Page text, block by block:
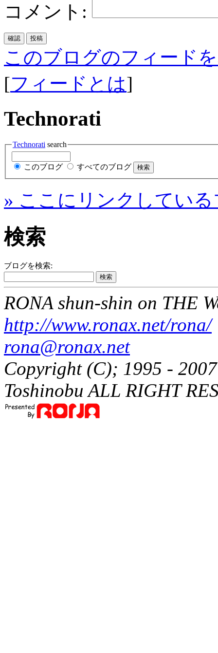
コメント:
このブログのフィード
[フィードとは]
Technorati
Technorati search
このブログ すべてのブログ
» ここにリンクしてい
検索
ブログを検索:
RONA shun-shin on THE
http://www.ronax.net/rona/
rona@ronax.net
Copyright (C); 1995 -
Toshinobu ALL RIGHT